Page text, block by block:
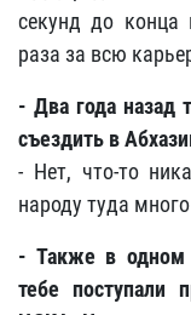
секунд до
раза за всю
- Два года назад
съездить в
- Нет, что-то
народу туда
- Также в одном
тебе поступали